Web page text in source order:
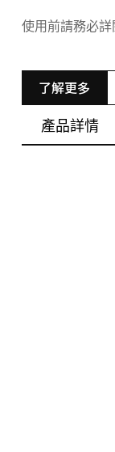
使用前請務必詳
了解更多
產品詳情